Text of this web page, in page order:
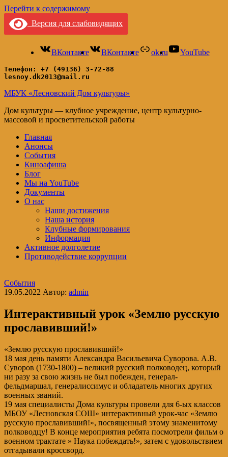
Перейти к содержимому
Версия для слабовидящих
ВКонтакте ВКонтакте ok.ru YouTube
Телефон: +7 (49136) 3-72-88
lesnoy.dk2013@mail.ru
МБУК «Лесновский Дом культуры»
Дом культуры — клубное учреждение, центр культурно-
массовой и просветительской работы
Главная
Анонсы
События
Киноафиша
Блог
Мы на YouTube
Документы
О нас
Наши достижения
Наша история
Клубные формирования
Информация
Активное долголетие
Противодействие коррупции
События
19.05.2022 Автор: admin
Интерактивный урок «Землю русскую
прославивший!»
«Землю русскую прославивший!»
18 мая день памяти Александра Васильевича Суворова. А.В.
Суворов (1730-1800) – великий русский полководец, который
ни разу за свою жизнь не был побежден, генерал-
фельдмаршал, генералиссимус и обладатель многих других
военных званий.
19 мая специалисты Дома культуры провели для 6-ых классов
МБОУ «Лесновская СОШ» интерактивный урок-час «Землю
русскую прославивший!», посвященный этому знаменитому
полководцу! В конце мероприятия ребята посмотрели фильм о
военном трактате » Наука побеждать!», затем с удовольствием
отгадывали кроссворд.